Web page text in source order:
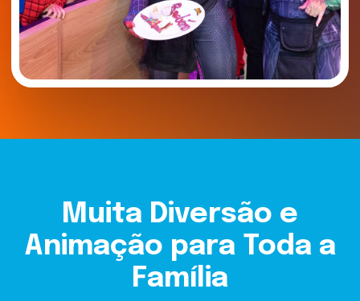
Muita Diversão e
Animação para Toda a
Família